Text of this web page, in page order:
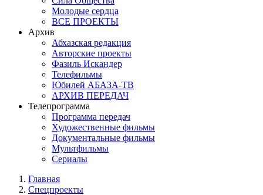
Молодые сердца
ВСЕ ПРОЕКТЫ
Архив
Абхазская редакция
Авторские проекты
Фазиль Искандер
Телефильмы
Юбилей АБАЗА-ТВ
АРХИВ ПЕРЕДАЧ
Телепрограмма
Программа передач
Художественные фильмы
Документальные фильмы
Мультфильмы
Сериалы
Главная
Спецпроекты